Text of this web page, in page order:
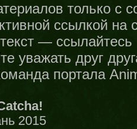
только с
ссылкой на
—
уважать друг
портала
2015